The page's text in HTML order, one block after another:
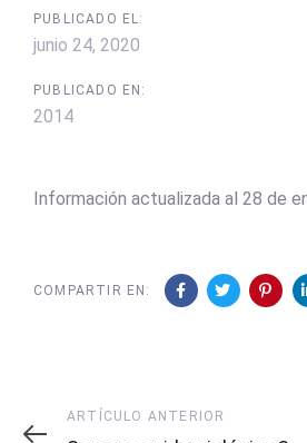
PUBLICADO EL:
junio 24, 2020
PUBLICADO EN:
2014
Información actualizada al 28 de
COMPARTIR EN:
Artículo
ARTÍCULO ANTERIOR